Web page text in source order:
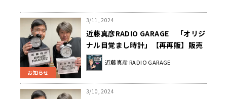
お知らせ
3/11, 2024
近藤真彦RADIO GARAGE 「オリジ
ナル目覚まし時計」【再再販】販売
日程のお知らせ
近藤真彦 RADIO GARAGE
3/10, 2024